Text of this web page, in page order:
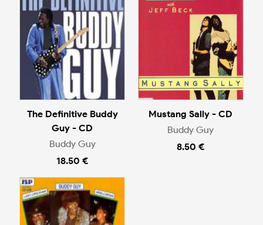
The Definitive Buddy
Guy - CD
Buddy Guy
18.50 €
Mustang Sally - CD
Buddy Guy
8.50 €